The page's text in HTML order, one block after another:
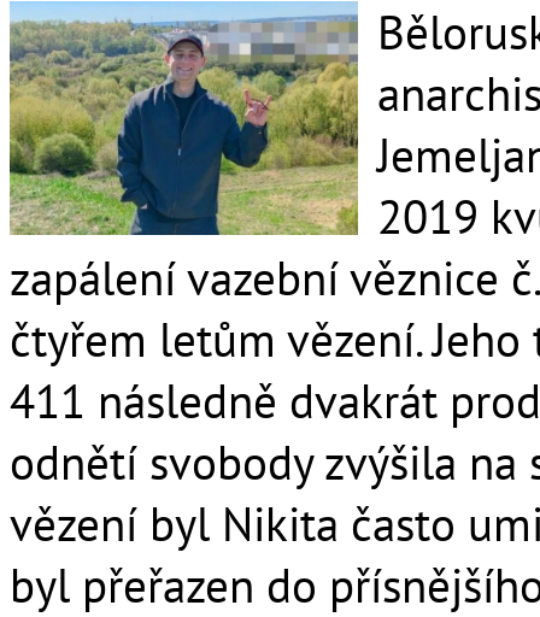
2019
zapálení vazební věznice
čtyřem letům vězení.
411 následně dvakrát
odnětí svobody zvýšila
vězení byl Nikita často
byl přeřazen do